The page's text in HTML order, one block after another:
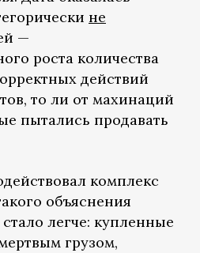
не
—
роста количества
действий
то ли от махинаций
пытались продавать
комплекс
объяснения
легче: купленные
грузом,